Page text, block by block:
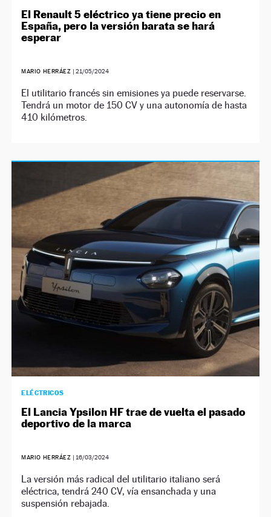
El Renault 5 eléctrico ya tiene precio en
España, pero la versión barata se hará
esperar
MARIO HERRÁEZ | 21/05/2024
El utilitario francés sin emisiones ya puede reservarse.
Tendrá un motor de 150 CV y una autonomía de hasta
410 kilómetros.
ELÉCTRICOS
El Lancia Ypsilon HF trae de vuelta el pasado
deportivo de la marca
MARIO HERRÁEZ | 16/03/2024
La versión más radical del utilitario italiano será
eléctrica, tendrá 240 CV, vía ensanchada y una
suspensión rebajada.